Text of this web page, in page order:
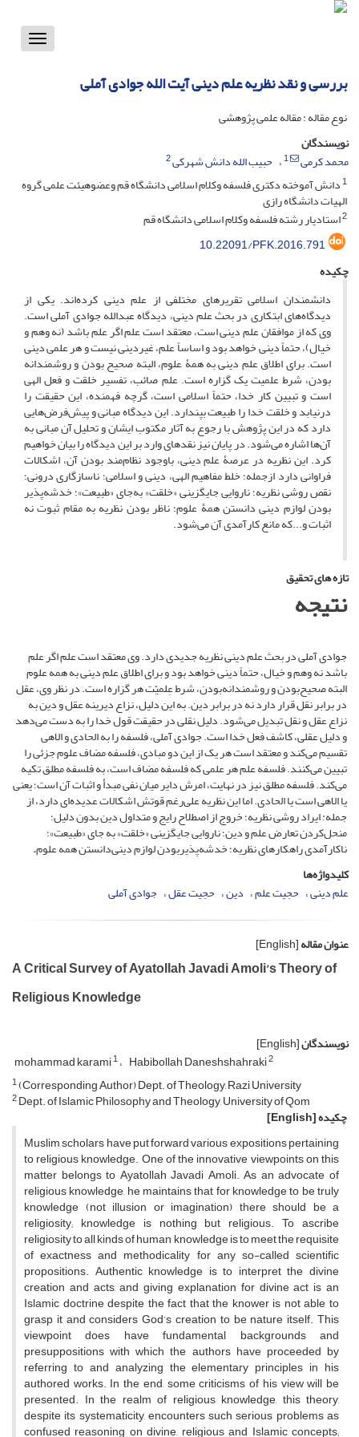
Toggle
بررسی و نقد نظریه علم دینی آیت الله جوادی آملی
نوع مقاله : مقاله علمی پژوهشی
نویسندگان
محمد کرمی
1 حبیب الله دانش شهرکی2
1دانش آموخته دکتری فلسفه وکلام اسلامی دانشگاه قم وعضوهیئت علمی گروه
الهیات دانشگاه رازی
2استادیار رشته فلسفه وکلام اسلامی دانشگاه قم
10.22091/PFK.2016.791
چکیده
دانشمندان اسلامی تقریرهای مختلفی از علم دینی کرده‌اند. یکی از
دیدگاه‌های ابتکاری در بحث علم دینی، دیدگاه عبدالله جوادی آملی است.
وی که از موافقان علم دینی است، معتقد است علم اگر علم باشد (نه وهم و
خیال)، حتماً دینی خواهد بود و اساساً علم، غیردینی نیست و هر علمی دینی
است. برای اطلاق علم دینی به همۀ علوم، البته صحیح بودن و روشمندانه
‌‎بودن، شرط علمیت یک گزاره است. علم صائب، تفسیر خلقت و فعل الهی
است و تبیین کار خدا، حتماً اسلامی است، گرچه فهمنده، این حقیقت را
درنیابد و خلقت خدا را طبیعت بپندارد. این دیدگاه مبانی و پیش‌فرض‌هایی
دارد که در این پژوهش با رجوع به آثار مکتوب ایشان و تحلیل آن مبانی به
آن‌ها اشاره می‌شود. در پایان نیز نقدهای وارد بر این دیدگاه را بیان خواهیم
کرد. این نظریه در عرصۀ علم دینی، باوجود نظام‌مند بودن آن، اشکالات
فراوانی دارد ازجمله؛ خلط مفاهیم الهی، دینی و اسلامی؛ ناسازگاری درونی؛
نقص روشی نظریه؛ ناروایی جایگزینی «خلقت» به‌جای «طبیعت»؛ خدشه‌پذیر
بودن لوازم دینی دانستن همۀ علوم؛ ناظر بودن نظریه به مقام ثبوت نه
اثبات و...که مانع کارآمدی آن می‌شود.
تازه های تحقیق
نتیجه
جوادی آملی در بحث علم دینی نظریه جدیدی دارد. وی معتقد است علم اگر علم
باشد نه وهم و خیال، حتماً دینی خواهد بود و برای اطلاق علم دینی به همه علوم
البته صحیح‌بودن و روشمندانه‌بودن، شرط عِلمیّت هر گزاره است. در نظر وی، عقل
در برابر نقل قرار دارد نه در برابر دین. به این دلیل، نزاع دیرینه عقل و دین به
نزاع عقل و نقل تبدیل می‌شود. دلیل نقلی در حقیقت قول خدا را به دست می‌دهد
و دلیل عقلی، کاشف فعل خدا است. جوادی آملی، فلسفه را به الحادی و الاهی
تقسیم می‌کند و معتقد است هر یک از این دو مبادی، فلسفه مضاف علوم جزئی را
تبیین می‌کنند. فلسفه علم هر علمی که فلسفه مضاف است، به فلسفه مطلق تکیه
می‌کند. فلسفه مطلق نیز در نهایت، امرش دایر میان نفی مبدأ و اثبات آن است؛ یعنی
یا الاهی است یا الحادی. اما این نظریه علی‌رغم قوتش اشکالات عدیده‌ای دارد، از
جمله: ایراد روشی نظریه؛ خروج از اصطلاح رایج و متداول دین بدون دلیل؛
منحل‌کردن تعارض علم و دین؛ ناروایی جایگزینی «خلقت» به جای «طبیعت»؛
ناکارآمدی راهکارهای نظریه؛ خدشه‌پذیربودن لوازم دینی‌دانستن همه علوم.
کلیدواژه‌ها
علم دینی حجیت علم دین حجیت عقل جوادی آملی
عنوان مقاله[English]
A Critical Survey of Ayatollah Javadi Amoli’s Theory of
Religious Knowledge
نویسندگان[English]
mohammad karami1 Habibollah Daneshshahraki2
1(Corresponding Author) Dept. of Theology, Razi University
2Dept. of Islamic Philosophy and Theology, University of Qom
چکیده[English]
Muslim scholars have put forward various expositions pertaining
to religious knowledge. One of the innovative viewpoints on this
matter belongs to Ayatollah Javadi Amoli. As an advocate of
religious knowledge, he maintains that for knowledge to be truly
knowledge (not illusion or imagination) there should be a
religiosity; knowledge is nothing but religious. To ascribe
religiosity to all kinds of human knowledge is to meet the requisite
of exactness and methodicality for any so-called scientific
propositions. Authentic knowledge is to interpret the divine
creation and acts, and giving explanation for divine act is an
Islamic doctrine despite the fact that the knower is not able to
grasp it and considers God’s creation to be nature itself. This
viewpoint does have fundamental backgrounds and
presuppositions with which the authors have proceeded by
referring to and analyzing the elementary principles in his
authored works. In the end, some criticisms of his view will be
presented. In the realm of religious knowledge, this theory,
despite its systematicity, encounters such serious problems as
confused reasoning on divine, religious and Islamic concepts;